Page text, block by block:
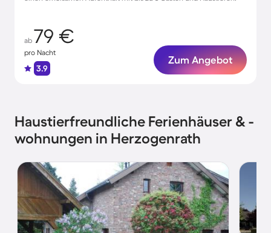
ab 79 €
pro Nacht
3.9
Zum Angebot
Haustierfreundliche Ferienhäuser & -
wohnungen in Herzogenrath